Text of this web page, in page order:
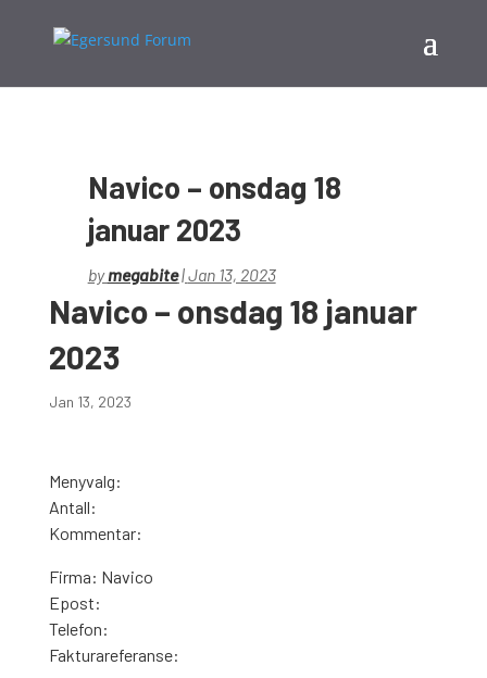
Navico – onsdag 18
januar 2023
bymegabite|Jan 13, 2023
Navico – onsdag 18 januar
2023
Jan 13, 2023
Menyvalg:
Antall:
Kommentar:
Firma: Navico
Epost:
Telefon:
Fakturareferanse: